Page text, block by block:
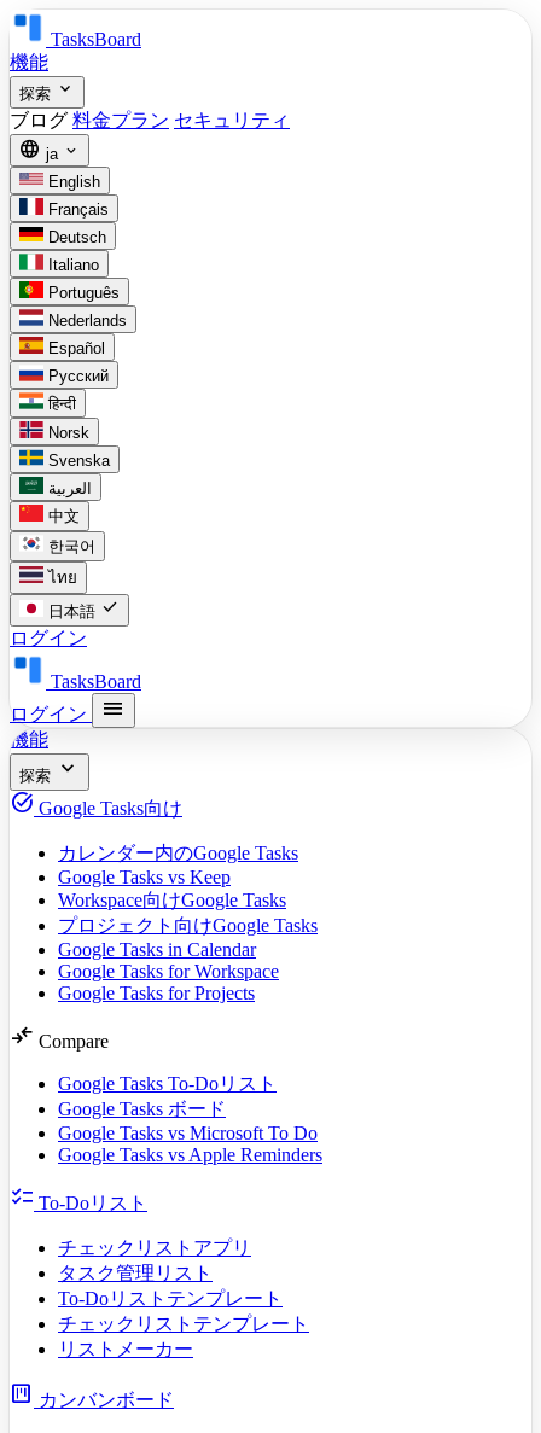
TasksBoard
機能
探索 expand_more
ブログ 料金プラン セキュリティ
language ja expand_more
English
Français
Deutsch
Italiano
Português
Nederlands
Español
Русский
हिन्दी
Norsk
Svenska
العربية
中文
한국어
ไทย
日本語 check
ログイン
TasksBoard
ログイン
menu
機能
探索 expand_more
task_alt Google Tasks向け
カレンダー内のGoogle Tasks
Google Tasks vs Keep
Workspace向けGoogle Tasks
プロジェクト向けGoogle Tasks
Google Tasks in Calendar
Google Tasks for Workspace
Google Tasks for Projects
compare_arrows Compare
Google Tasks To-Doリスト
Google Tasks ボード
Google Tasks vs Microsoft To Do
Google Tasks vs Apple Reminders
checklist To-Doリスト
チェックリストアプリ
タスク管理リスト
To-Doリストテンプレート
チェックリストテンプレート
リストメーカー
view_kanban カンバンボード